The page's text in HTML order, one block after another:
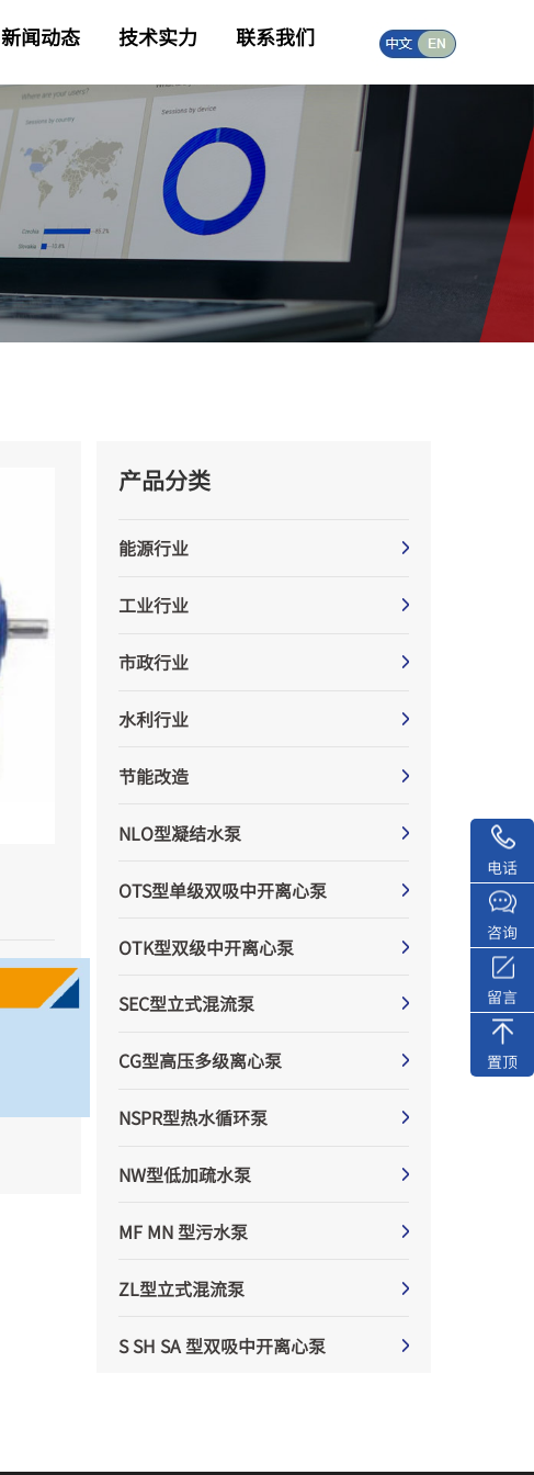
新闻动态 技术实力 联系我们
电话
咨询
留言
置顶
产品分类
能源行业
工业行业
市政行业
水利行业
节能改造
NLO型凝结水泵
OTS型单级双吸中开离心泵
OTK型双级中开离心泵
SEC型立式混流泵
CG型高压多级离心泵
NSPR型热水循环泵
NW型低加疏水泵
MF MN 型污水泵
ZL型立式混流泵
S SH SA 型双吸中开离心泵